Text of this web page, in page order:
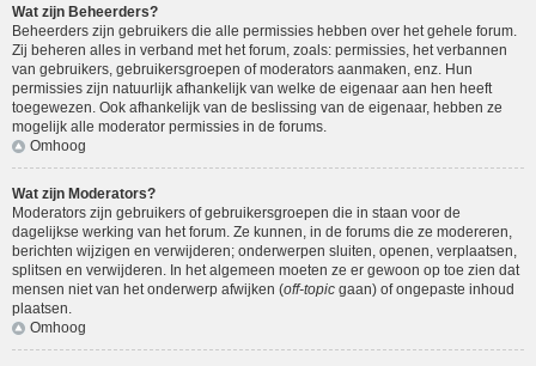
Wat zijn Beheerders?
Beheerders zijn gebruikers die alle permissies hebben over het gehele forum.
Zij beheren alles in verband met het forum, zoals: permissies, het verbannen
van gebruikers, gebruikersgroepen of moderators aanmaken, enz. Hun
permissies zijn natuurlijk afhankelijk van welke de eigenaar aan hen heeft
toegewezen. Ook afhankelijk van de beslissing van de eigenaar, hebben ze
mogelijk alle moderator permissies in de forums.
Omhoog
Wat zijn Moderators?
Moderators zijn gebruikers of gebruikersgroepen die in staan voor de
dagelijkse werking van het forum. Ze kunnen, in de forums die ze modereren,
berichten wijzigen en verwijderen; onderwerpen sluiten, openen, verplaatsen,
splitsen en verwijderen. In het algemeen moeten ze er gewoon op toe zien dat
mensen niet van het onderwerp afwijken (off-topic gaan) of ongepaste inhoud
plaatsen.
Omhoog